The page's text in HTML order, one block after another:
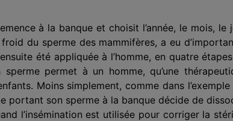
à la banque et choisit l’année, le mois, le
du sperme des mammifères, a eu
été appliquée à l’homme, en quatre
permet à un homme, qu’une
Moins simplement, comme dans l’exemple
portant son sperme à la banque décide de
l’insémination est utilisée pour corriger la